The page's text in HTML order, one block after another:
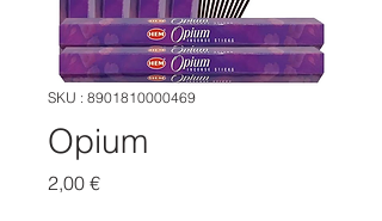
SKU : 8901810000469
Opium
2,00 €Prix